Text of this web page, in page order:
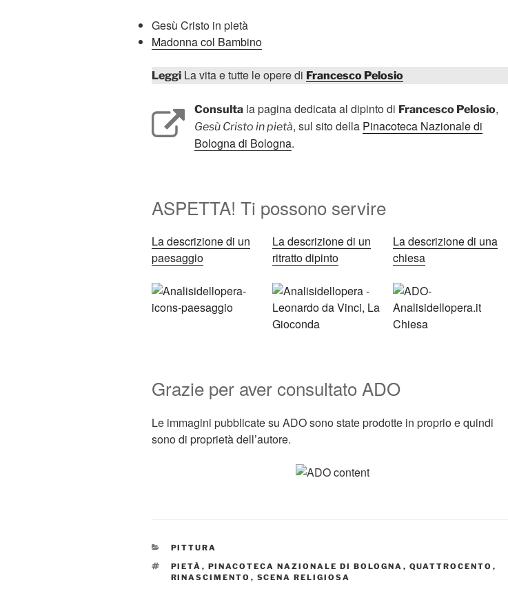
Gesù Cristo in pietà
Madonna col Bambino
Leggi La vita e tutte le opere di Francesco Pelosio
Consulta la pagina dedicata al dipinto di Francesco Pelosio,
Gesù Cristo in pietà, sul sito della Pinacoteca Nazionale di
Bologna di Bologna.
ASPETTA! Ti possono servire
La descrizione di un
paesaggio
La descrizione di un
ritratto dipinto
La descrizione di una
chiesa
Grazie per aver consultato ADO
Le immagini pubblicate su ADO sono state prodotte in proprio e quindi
sono di proprietà dell’autore.
CATEGORIE
PITTURA
TAG
PIETÀ , PINACOTECA NAZIONALE DI BOLOGNA , QUATTROCENTO ,
RINASCIMENTO , SCENA RELIGIOSA